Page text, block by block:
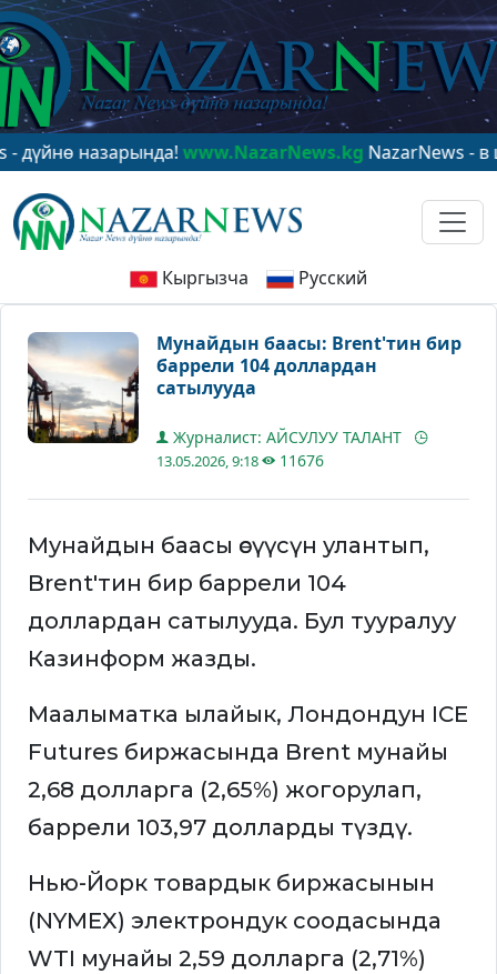
назарында!www.NazarNews.kgNazarNews - в
Кыргызча Русский
Мунайдын баасы: Brent'тин бир
баррели 104 доллардан
сатылууда
Журналист: АЙСУЛУУ ТАЛАНТ
13.05.2026, 9:18 11676
Мунайдын баасы өсүүсүн улантып,
Brent'тин бир баррели 104
доллардан сатылууда. Бул тууралуу
Казинформ жазды.
Маалыматка ылайык, Лондондун ICE
Futures биржасында Brent мунайы
2,68 долларга (2,65%) жогорулап,
баррели 103,97 долларды түздү.
Нью-Йорк товардык биржасынын
(NYMEX) электрондук соодасында
WTI мунайы 2,59 долларга (2,71%)